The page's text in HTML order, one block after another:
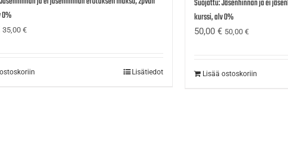
35,00€
Lisätiedot
Suojattu: Jäsenhinnan ja ei
kurssi, alv 0%
50,00 € 50,00 €
Lisää ostoskoriin